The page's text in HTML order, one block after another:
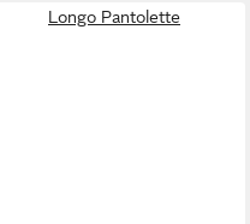
Longo Pantolette